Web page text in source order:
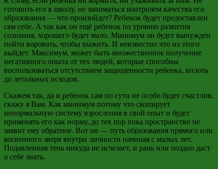
готовить его в школу, не заниматься контролем качества его
образования — что произойдет? Ребенок будет предоставлен
сам себе. А так как он ещё ребенок по уровню развития
сознания, хорошего будет мало. Минимум он будет вынужден
пойти воровать, чтобы выжить. И неизвестно что из этого
выйдет. Максимум, может быть множественное получение
негативного опыта от тех людей, которые способны
воспользоваться отсутствием защищенности ребенка, вплоть
до летальных исходов.
Скажем так, да и ребенок сам по сути не особо будет счастлив,
скажу я Вам. Как минимум потому что скопирует
ненормальную систему взросления в свой опыт и будет
применять его как норму, до тех пор пока пространство не
заявит ему обратное. Вот он — путь образования прямого или
косвенного зверя внутри личности начиная с малых лет.
Подавленная тень никуда не исчезает, и рань или поздно даст
о себе знать.